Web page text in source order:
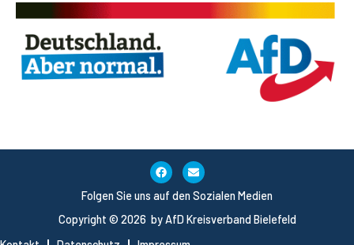
Copyright © 2026 by AfD Kreisverband Bielefeld
Folgen Sie uns auf den Sozialen Medien